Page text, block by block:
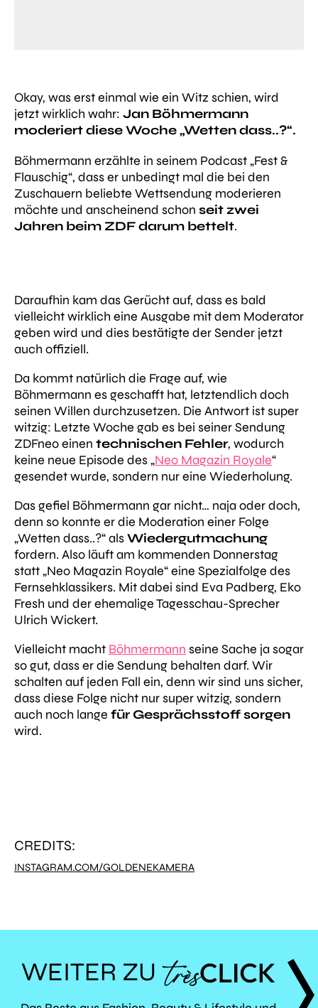
Okay, was erst einmal wie ein Witz schien, wird
jetzt wirklich wahr: Jan Böhmermann
moderiert diese Woche „Wetten dass..?“.
Böhmermann erzählte in seinem Podcast „Fest &
Flauschig“, dass er unbedingt mal die bei den
Zuschauern beliebte Wettsendung moderieren
möchte und anscheinend schon seit zwei
Jahren beim ZDF darum bettelt.
Daraufhin kam das Gerücht auf, dass es bald
vielleicht wirklich eine Ausgabe mit dem Moderator
geben wird und dies bestätigte der Sender jetzt
auch offiziell.
Da kommt natürlich die Frage auf, wie
Böhmermann es geschafft hat, letztendlich doch
seinen Willen durchzusetzen. Die Antwort ist super
witzig: Letzte Woche gab es bei seiner Sendung
ZDFneo einen technischen Fehler, wodurch
keine neue Episode des „Neo Magazin Royale“
gesendet wurde, sondern nur eine Wiederholung.
Das gefiel Böhmermann gar nicht… naja oder doch,
denn so konnte er die Moderation einer Folge
„Wetten dass..?“ alsWiedergutmachung
fordern. Also läuft am kommenden Donnerstag
statt „Neo Magazin Royale“ eine Spezialfolge des
Fernsehklassikers. Mit dabei sind Eva Padberg, Eko
Fresh und der ehemalige Tagesschau-Sprecher
Ulrich Wickert.
Vielleicht macht Böhmermann seine Sache ja sogar
so gut, dass er die Sendung behalten darf. Wir
schalten auf jeden Fall ein, denn wir sind uns sicher,
dass diese Folge nicht nur super witzig, sondern
auch noch lange für Gesprächsstoff sorgen
wird.
CREDITS:
INSTAGRAM.COM/GOLDENEKAMERA
WEITER ZU